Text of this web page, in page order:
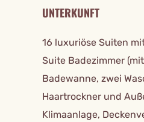
UNTERKUNFT
16 luxuriöse Suiten
Suite Badezimmer
Badewanne, zwei
Haartrockner und
Klimaanlage,